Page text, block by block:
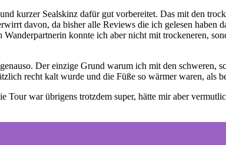
kurzer Sealskinz dafür gut vorbereitet. Das mit den
davon, da bisher alle Reviews die ich gelesen haben
konnte ich aber nicht mit trockeneren,
Der einzige Grund warum ich mit den schweren,
recht kalt wurde und die Füße so wärmer waren, als
war übrigens trotzdem super, hätte mir aber